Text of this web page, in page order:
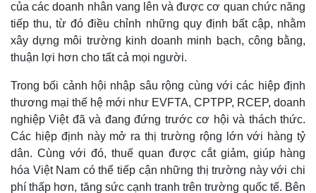
của các doanh nhân vang lên và được cơ quan chức năng
tiếp thu, từ đó điều chỉnh những quy định bất cập, nhằm
xây dựng môi trường kinh doanh minh bạch, công bằng,
thuận lợi hơn cho tất cả mọi người.
Trong bối cảnh hội nhập sâu rộng cùng với các hiệp định
thương mại thế hệ mới như EVFTA, CPTPP, RCEP, doanh
nghiệp Việt đã và đang đứng trước cơ hội và thách thức.
Các hiệp định này mở ra thị trường rộng lớn với hàng tỷ
dân. Cùng với đó, thuế quan được cắt giảm, giúp hàng
hóa Việt Nam có thể tiếp cận những thị trường này với chi
phí thấp hơn, tăng sức cạnh tranh trên trường quốc tế. Bên